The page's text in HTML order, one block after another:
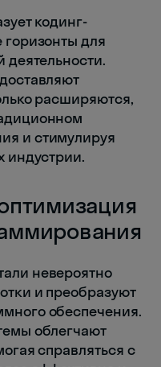
кодинг-
для
деятельности.
расширяются,
и стимулируя
индустрии.
невероятно
и преобразуют
обеспечения.
облегчают
справляться с